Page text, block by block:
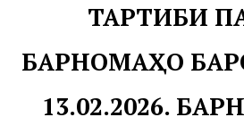
ТАРТИБИ
БАРНОМАҲО
13.02.2026.